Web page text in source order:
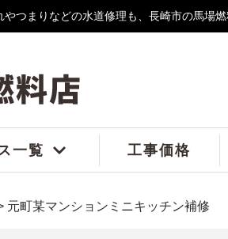
つまりなどの水道修理も、長崎市の馬場燃
一覧 工事価格
元町某マンションミニキッチン補修